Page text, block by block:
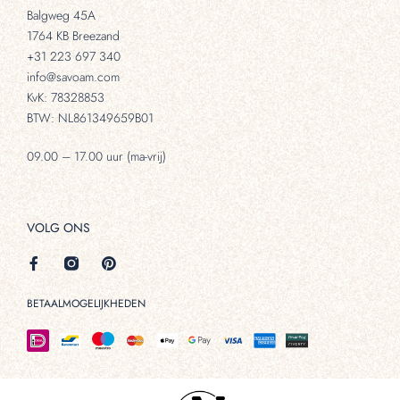
Balgweg 45A
1764 KB Breezand
+31 223 697 340
info@savoam.com
KvK: 78328853
BTW: NL861349659B01
09.00 – 17.00 uur (ma-vrij)
VOLG ONS
BETAALMOGELIJKHEDEN